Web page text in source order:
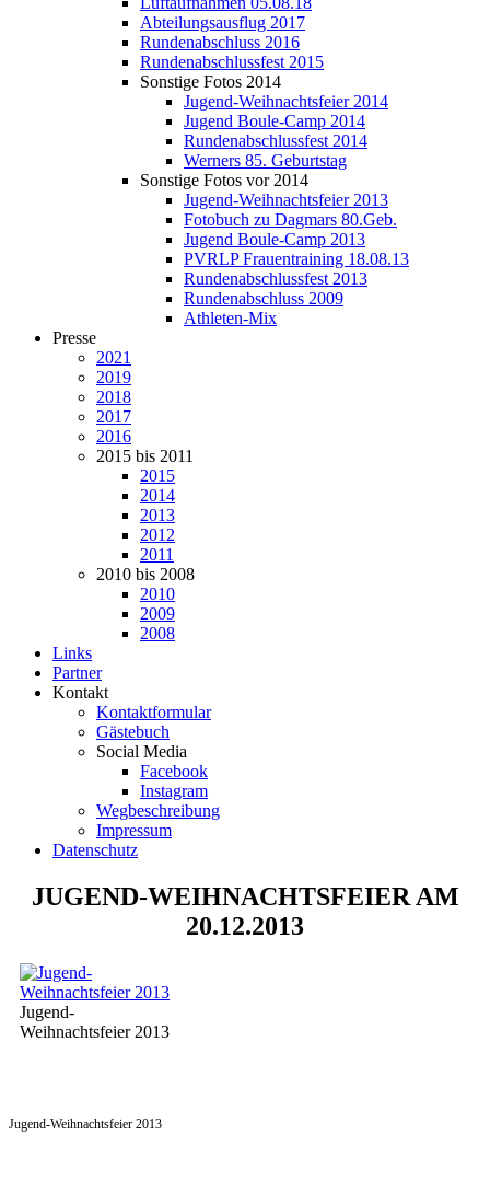
Abteilungsausflug 2017
Rundenabschluss 2016
Rundenabschlussfest 2015
Sonstige Fotos 2014
Jugend-Weihnachtsfeier 2014
Jugend Boule-Camp 2014
Rundenabschlussfest 2014
Werners 85. Geburtstag
Sonstige Fotos vor 2014
Jugend-Weihnachtsfeier 2013
Fotobuch zu Dagmars 80.Geb.
Jugend Boule-Camp 2013
PVRLP Frauentraining 18.08.13
Rundenabschlussfest 2013
Rundenabschluss 2009
Athleten-Mix
Presse
2021
2019
2018
2017
2016
2015 bis 2011
2015
2014
2013
2012
2011
2010 bis 2008
2010
2009
2008
Links
Partner
Kontakt
Kontaktformular
Gästebuch
Social Media
Facebook
Instagram
Wegbeschreibung
Impressum
Datenschutz
JUGEND-WEIHNACHTSFEIER AM
20.12.2013
Jugend-
Weihnachtsfeier 2013
Jugend-Weihnachtsfeier 2013